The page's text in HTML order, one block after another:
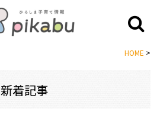
HOME >
新着記事